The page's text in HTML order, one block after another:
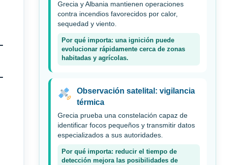
Grecia y Albania mantienen operaciones
contra incendios favorecidos por calor,
sequedad y viento.
Por qué importa: una ignición puede
evolucionar rápidamente cerca de zonas
habitadas y agrícolas.
Observación satelital: vigilancia
térmica
Grecia prueba una constelación capaz de
identificar focos pequeños y transmitir datos
especializados a sus autoridades.
Por qué importa: reducir el tiempo de
detección mejora las posibilidades de